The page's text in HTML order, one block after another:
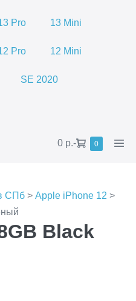
Pro 13 Mini
Pro 12 Mini
SE 2020
Shopping
0 р.- 0Items
СПб > Apple iPhone 12 >
Black